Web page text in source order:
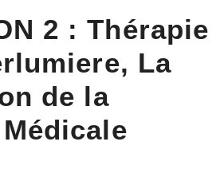
2 : Thérapie
La
de la